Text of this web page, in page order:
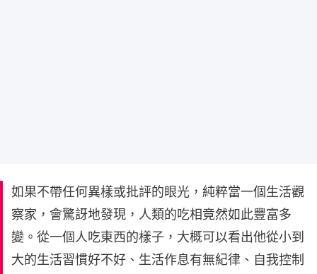
如果不帶任何異樣或批評的眼光，純粹當一個生活觀
察家，會驚訝地發現，人類的吃相竟然如此豐富多
變。從一個人吃東西的樣子，大概可以看出他從小到
大的生活習慣好不好、生活作息有無紀律、自我控制